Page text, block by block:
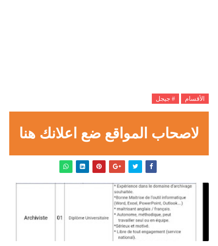
الأقسام # جيجل
لاصحاب المواقع ضع اعلانك هنا